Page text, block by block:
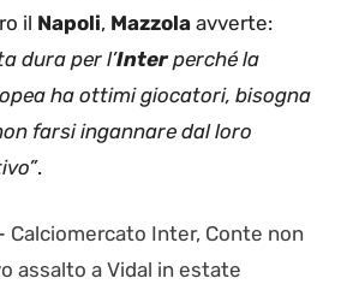
il Napoli, Mazzola avverte:
dura per l’Interperché la
ha ottimi giocatori, bisogna
farsi ingannare dal loro
.
Calciomercato Inter, Conte non
assalto a Vidal in estate